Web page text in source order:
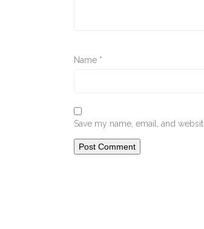
Name *
Save my name, email, and